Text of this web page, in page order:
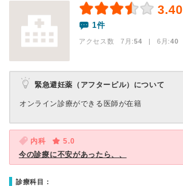
3.40
1件
アクセス数 7月:54 | 6月:40
緊急避妊薬（アフターピル）について
オンライン診療ができる医師が在籍
内科
5.0
今の診療に不安があったら、、
診療科目：